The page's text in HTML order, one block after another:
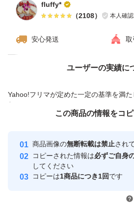
fluffy*
（2108） 本人確
安心発送 取
ユーザーの実績に
Yahoo!フリマが定めた一定の基準を満
付与しています
安心取引出品者
心・安
取引実績
引を完
価格の相談
この商品の情報をコ
商品画像の無断転載は禁止され
コピーされた情報は必ずご自身
してください
コピーは1商品につき1回です
この商品をみている人にオススメ